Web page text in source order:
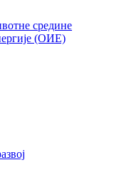
средине
(ОИЕ)